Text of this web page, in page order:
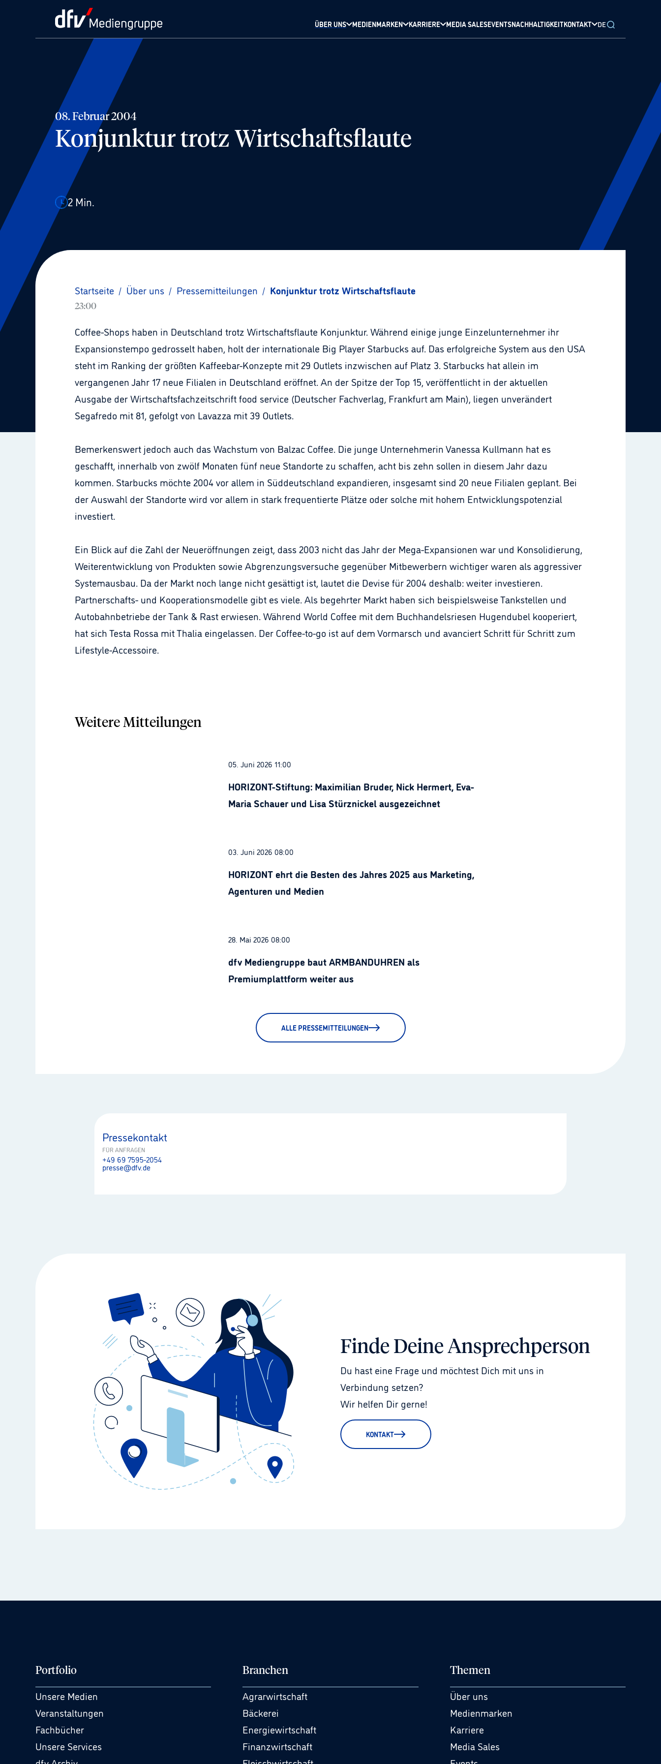
ÜBER UNS MEDIENMARKEN KARRIERE MEDIA SALESEVENTSNACHHALTIGKEITKONTAKT DE
08. Februar 2004
Konjunktur trotz Wirtschaftsflaute
2 Min.
Startseite / Über uns / Pressemitteilungen / Konjunktur trotz Wirtschaftsflaute
23:00
Coffee-Shops haben in Deutschland trotz Wirtschaftsflaute Konjunktur. Während einige junge Einzelunternehmer ihr
Expansionstempo gedrosselt haben, holt der internationale Big Player Starbucks auf. Das erfolgreiche System aus den USA
steht im Ranking der größten Kaffeebar-Konzepte mit 29 Outlets inzwischen auf Platz 3. Starbucks hat allein im
vergangenen Jahr 17 neue Filialen in Deutschland eröffnet. An der Spitze der Top 15, veröffentlicht in der aktuellen
Ausgabe der Wirtschaftsfachzeitschrift food service (Deutscher Fachverlag, Frankfurt am Main), liegen unverändert
Segafredo mit 81, gefolgt von Lavazza mit 39 Outlets.
Bemerkenswert jedoch auch das Wachstum von Balzac Coffee. Die junge Unternehmerin Vanessa Kullmann hat es
geschafft, innerhalb von zwölf Monaten fünf neue Standorte zu schaffen, acht bis zehn sollen in diesem Jahr dazu
kommen. Starbucks möchte 2004 vor allem in Süddeutschland expandieren, insgesamt sind 20 neue Filialen geplant. Bei
der Auswahl der Standorte wird vor allem in stark frequentierte Plätze oder solche mit hohem Entwicklungspotenzial
investiert.
Ein Blick auf die Zahl der Neueröffnungen zeigt, dass 2003 nicht das Jahr der Mega-Expansionen war und Konsolidierung,
Weiterentwicklung von Produkten sowie Abgrenzungsversuche gegenüber Mitbewerbern wichtiger waren als aggressiver
Systemausbau. Da der Markt noch lange nicht gesättigt ist, lautet die Devise für 2004 deshalb: weiter investieren.
Partnerschafts- und Kooperationsmodelle gibt es viele. Als begehrter Markt haben sich beispielsweise Tankstellen und
Autobahnbetriebe der Tank & Rast erwiesen. Während World Coffee mit dem Buchhandelsriesen Hugendubel kooperiert,
hat sich Testa Rossa mit Thalia eingelassen. Der Coffee-to-go ist auf dem Vormarsch und avanciert Schritt für Schritt zum
Lifestyle-Accessoire.
Weitere Mitteilungen
05. Juni 2026 11:00
HORIZONT-Stiftung: Maximilian Bruder, Nick Hermert, Eva-
Maria Schauer und Lisa Stürznickel ausgezeichnet
03. Juni 2026 08:00
HORIZONT ehrt die Besten des Jahres 2025 aus Marketing,
Agenturen und Medien
28. Mai 2026 08:00
dfv Mediengruppe baut ARMBANDUHREN als
Premiumplattform weiter aus
ALLE PRESSEMITTEILUNGEN
Pressekontakt
FÜR ANFRAGEN
+49 69 7595-2054
presse@dfv.de
Finde Deine Ansprechperson
Du hast eine Frage und möchtest Dich mit uns in
Verbindung setzen?
Wir helfen Dir gerne!
KONTAKT
Portfolio
Unsere Medien
Veranstaltungen
Fachbücher
Unsere Services
Branchen
Agrarwirtschaft
Bäckerei
Energiewirtschaft
Finanzwirtschaft
Themen
Über uns
Medienmarken
Karriere
Media Sales